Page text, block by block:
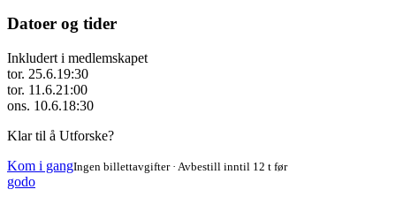
Datoer og tider
Inkludert i medlemskapet
tor. 25.6.19:30
tor. 11.6.21:00
ons. 10.6.18:30
Klar til å Utforske?
Kom i gangIngen billettavgifter · Avbestill inntil 12 t før
godo